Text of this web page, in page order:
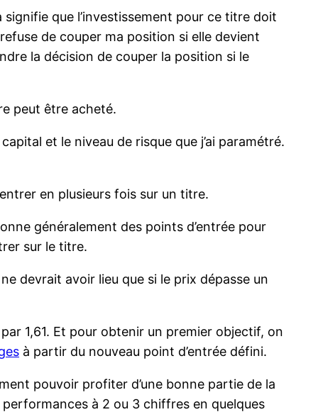
que l’investissement pour ce titre doit
de couper ma position si elle devient
la décision de couper la position si le
peut être acheté.
et le niveau de risque que j’ai paramétré.
en plusieurs fois sur un titre.
généralement des points d’entrée pour
sur le titre.
devrait avoir lieu que si le prix dépasse un
1,61. Et pour obtenir un premier objectif, on
à partir du nouveau point d’entrée défini.
pouvoir profiter d’une bonne partie de la
à 2 ou 3 chiffres en quelques